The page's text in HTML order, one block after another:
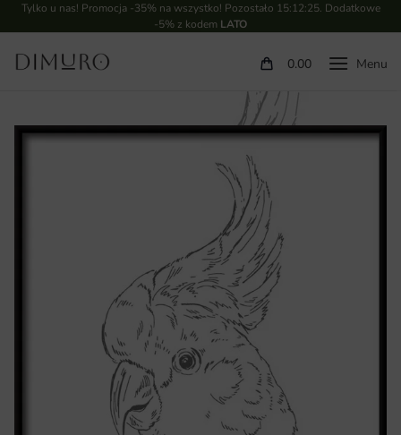
Tylko u nas! Promocja -35% na wszystko! Pozostało 15:12:24. Dodatkowe
-5% z kodem LATO
0.00